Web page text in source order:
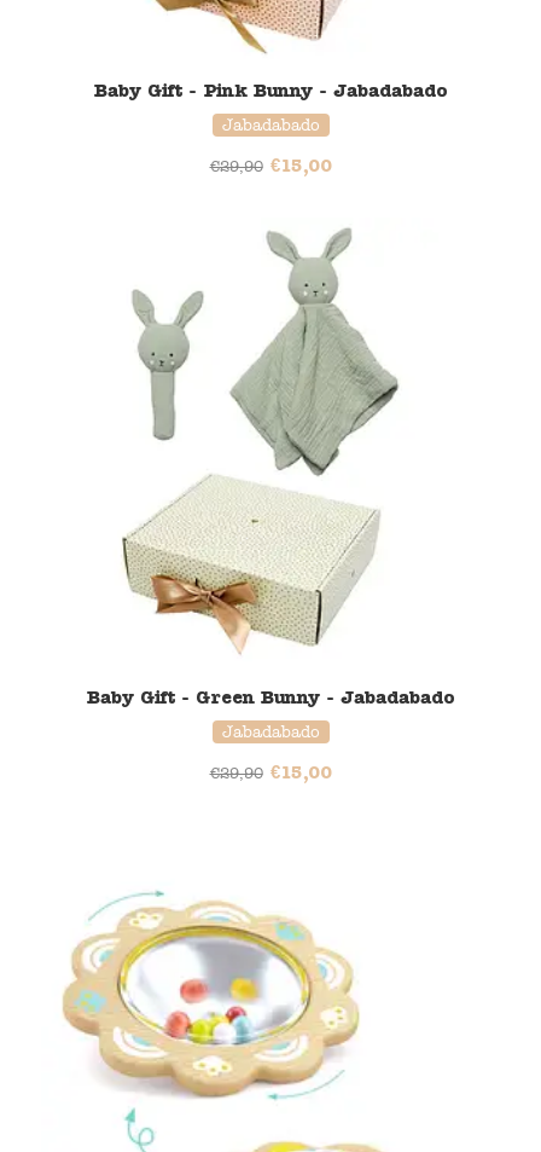
Baby Gift - Pink Bunny - Jabadabado
Jabadabado
€29,90 €15,00
Baby Gift - Green Bunny - Jabadabado
Jabadabado
€29,90 €15,00